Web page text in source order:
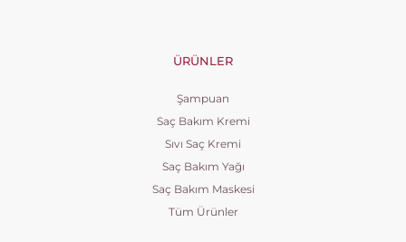
ÜRÜNLER
Şampuan
Saç Bakım Kremi
Sıvı Saç Kremi
Saç Bakım Yağı
Saç Bakım Maskesi
Tüm Ürünler